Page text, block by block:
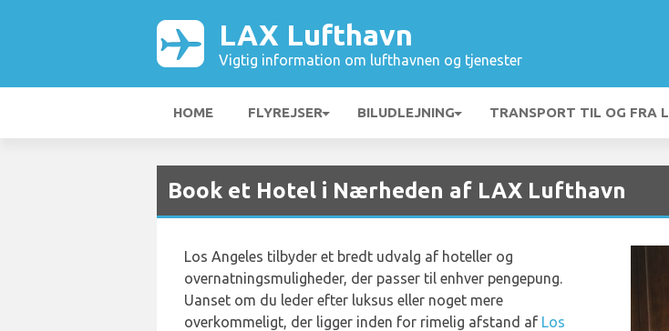
LAX Lufthavn
Vigtig information om lufthavnen og tjenester
HOME FLYREJSER BILUDLEJNING TRANSPORT TIL OG FRA
Book et Hotel i Nærheden af LAX Lufthavn
Los Angeles tilbyder et bredt udvalg af hoteller og
overnatningsmuligheder, der passer til enhver pengepung.
Uanset om du leder efter luksus eller noget mere
overkommeligt, der ligger inden for rimelig afstand af Los